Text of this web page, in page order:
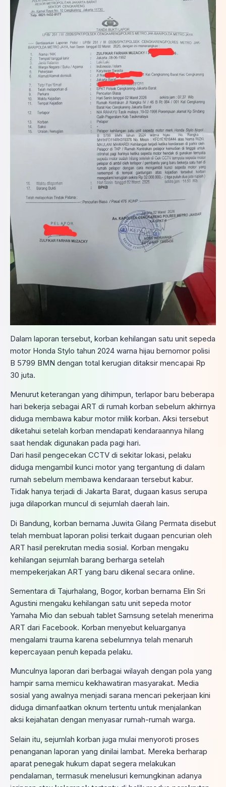
Dalam laporan tersebut, korban kehilangan satu unit sepeda
motor Honda Stylo tahun 2024 warna hijau bernomor polisi
B 5799 BMN dengan total kerugian ditaksir mencapai Rp
30 juta.
Menurut keterangan yang dihimpun, terlapor baru beberapa
hari bekerja sebagai ART di rumah korban sebelum akhirnya
diduga membawa kabur motor milik korban. Aksi tersebut
diketahui setelah korban mendapati kendaraannya hilang
saat hendak digunakan pada pagi hari.
Dari hasil pengecekan CCTV di sekitar lokasi, pelaku
diduga mengambil kunci motor yang tergantung di dalam
rumah sebelum membawa kendaraan tersebut kabur.
Tidak hanya terjadi di Jakarta Barat, dugaan kasus serupa
juga dilaporkan muncul di sejumlah daerah lain.
Di Bandung, korban bernama Juwita Gilang Permata disebut
telah membuat laporan polisi terkait dugaan pencurian oleh
ART hasil perekrutan media sosial. Korban mengaku
kehilangan sejumlah barang berharga setelah
mempekerjakan ART yang baru dikenal secara online.
Sementara di Tajurhalang, Bogor, korban bernama Elin Sri
Agustini mengaku kehilangan satu unit sepeda motor
Yamaha Mio dan sebuah tablet Samsung setelah menerima
ART dari Facebook. Korban menyebut keluarganya
mengalami trauma karena sebelumnya telah menaruh
kepercayaan penuh kepada pelaku.
Munculnya laporan dari berbagai wilayah dengan pola yang
hampir sama memicu kekhawatiran masyarakat. Media
sosial yang awalnya menjadi sarana mencari pekerjaan kini
diduga dimanfaatkan oknum tertentu untuk menjalankan
aksi kejahatan dengan menyasar rumah-rumah warga.
Selain itu, sejumlah korban juga mulai menyoroti proses
penanganan laporan yang dinilai lambat. Mereka berharap
aparat penegak hukum dapat segera melakukan
pendalaman, termasuk menelusuri kemungkinan adanya